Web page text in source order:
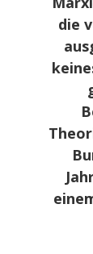
die